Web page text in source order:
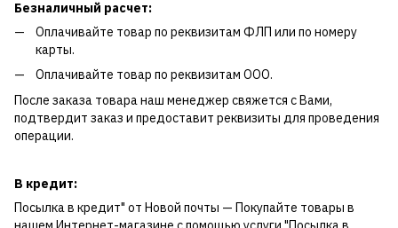
Безналичный расчет:
Оплачивайте товар по реквизитам ФЛП или по номеру
карты.
Оплачивайте товар по реквизитам ООО.
После заказа товара наш менеджер свяжется с Вами,
подтвердит заказ и предоставит реквизиты для проведения
операции.
В кредит:
Посылка в кредит" от Новой почты — Покупайте товары в